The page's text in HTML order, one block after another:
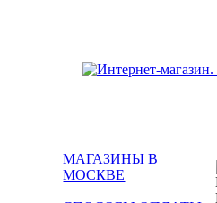
МАГАЗИНЫ В
МОСКВЕ